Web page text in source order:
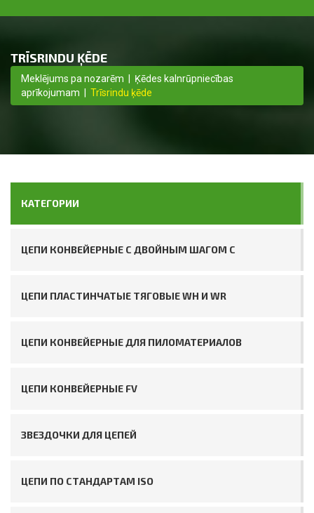
TRĪSRINDU ĶĒDE
Meklējums pa nozarēm
Ķēdes kalnrūpniecības
aprīkojumam
Trīsrindu ķēde
КАТЕГОРИИ
ЦЕПИ КОНВЕЙЕРНЫЕ С ДВОЙНЫМ ШАГОМ C
ЦЕПИ ПЛАСТИНЧАТЫЕ ТЯГОВЫЕ WH И WR
ЦЕПИ КОНВЕЙЕРНЫЕ ДЛЯ ПИЛОМАТЕРИАЛОВ
ЦЕПИ КОНВЕЙЕРНЫЕ FV
ЗВЕЗДОЧКИ ДЛЯ ЦЕПЕЙ
ЦЕПИ ПО СТАНДАРТАМ ISO